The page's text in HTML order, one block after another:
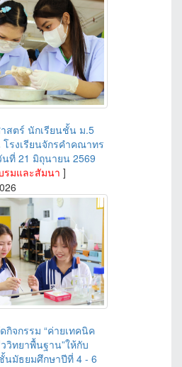
สตร์ นักเรียนชั้น ม.5
รงเรียนจักรคำคณาทร
ที่ 21 มิถุนายน 2569
รมและสัมนา ]
กิจกรรม “ค่ายเทคนิค
วิทยาพื้นฐาน”ให้กับ
นมัธยมศึกษาปีที่ 4 - 6